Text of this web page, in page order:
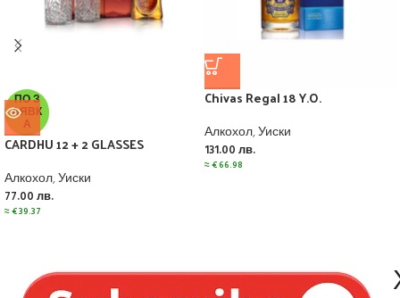
ПО З
АЯВК
А
CARDHU 12 + 2 GLASSES
Алкохол,Уиски
77.00 лв.
≈€39.37
Chivas Regal 18 Y.O.
Алкохол,Уиски
131.00 лв.
≈€66.98